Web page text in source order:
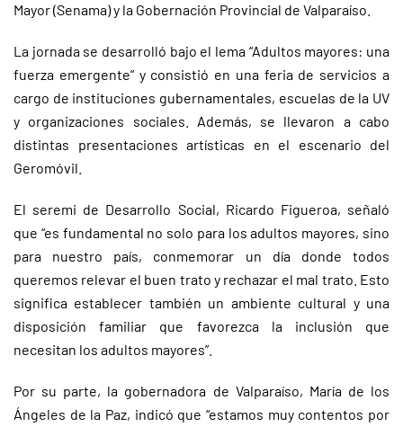
Mayor (Senama) y la Gobernación Provincial de Valparaíso.
La jornada se desarrolló bajo el lema “Adultos mayores: una
fuerza emergente” y consistió en una feria de servicios a
cargo de instituciones gubernamentales, escuelas de la UV
y organizaciones sociales. Además, se llevaron a cabo
distintas presentaciones artísticas en el escenario del
Geromóvil.
El seremi de Desarrollo Social, Ricardo Figueroa, señaló
que “es fundamental no solo para los adultos mayores, sino
para nuestro país, conmemorar un día donde todos
queremos relevar el buen trato y rechazar el mal trato. Esto
significa establecer también un ambiente cultural y una
disposición familiar que favorezca la inclusión que
necesitan los adultos mayores”.
Por su parte, la gobernadora de Valparaíso, María de los
Ángeles de la Paz, indicó que “estamos muy contentos por